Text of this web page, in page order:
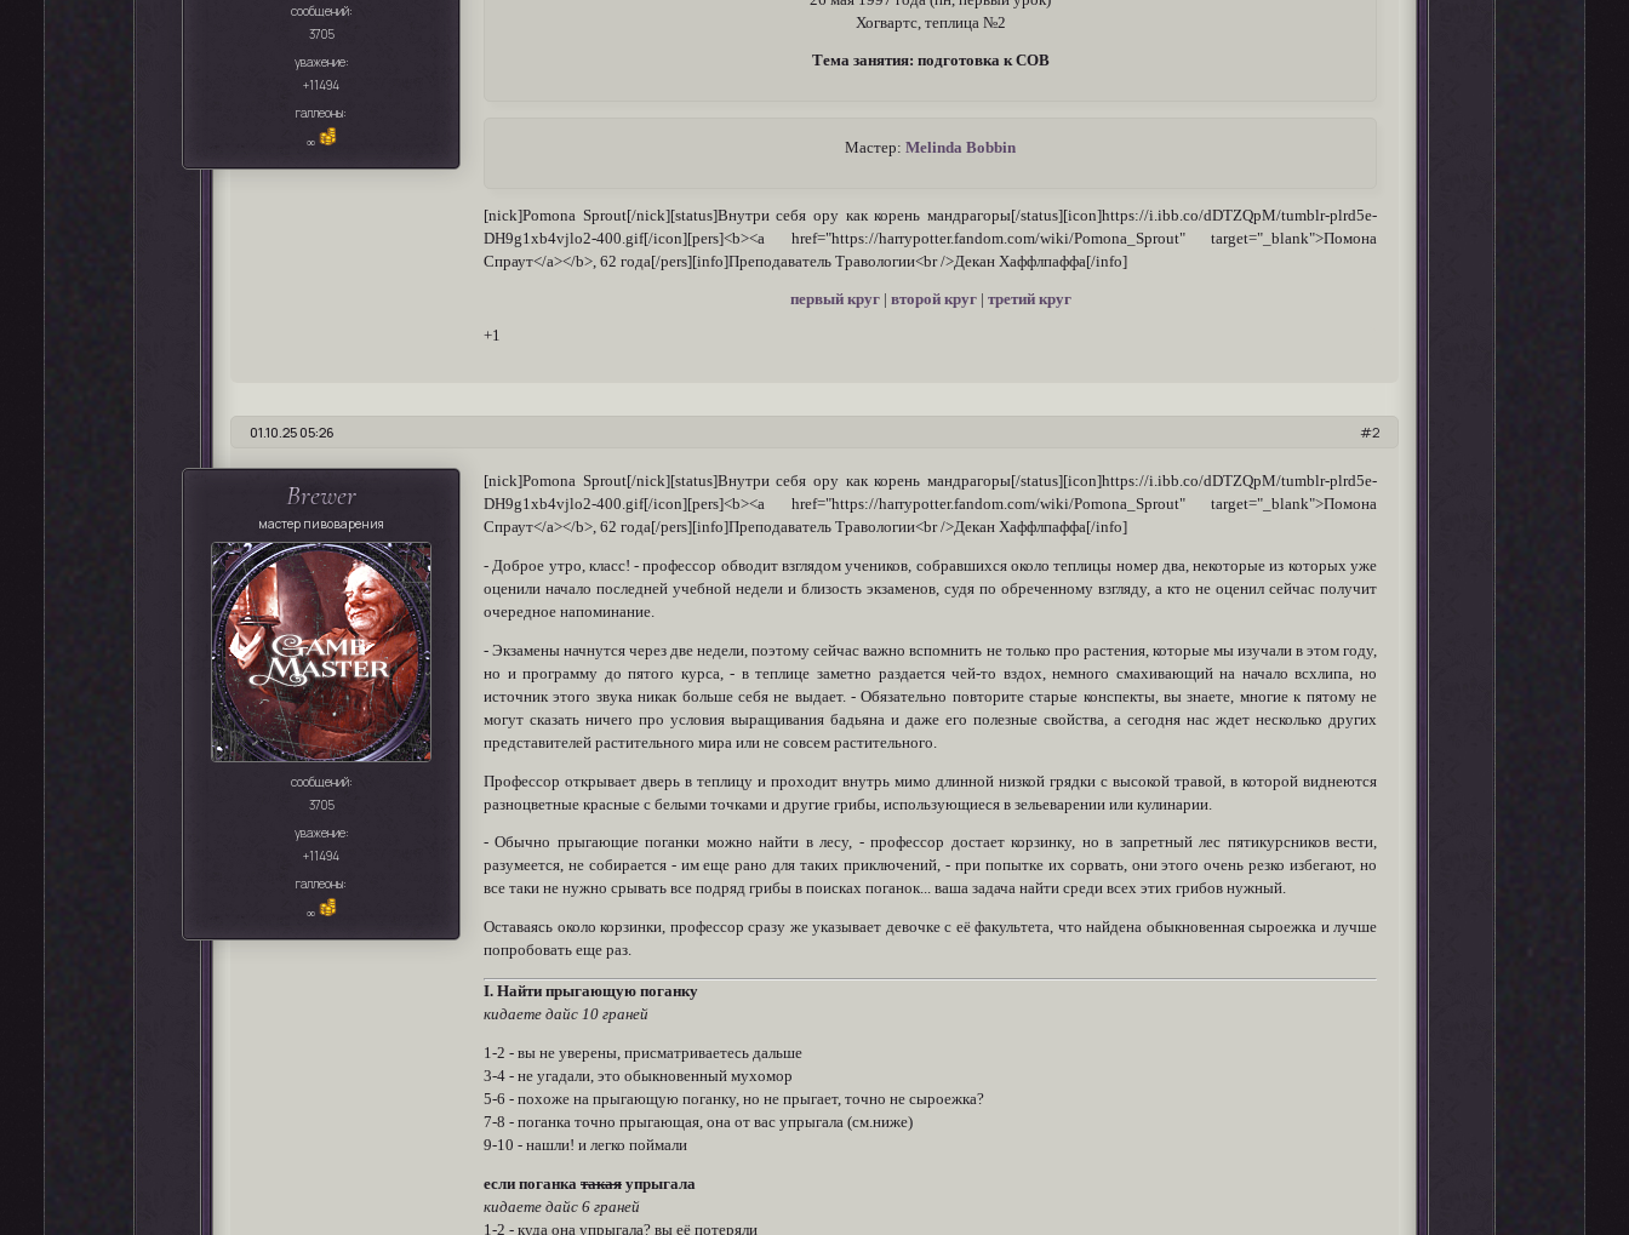
сообщений:
3705
уважение:
+11494
галлеоны:
∞
Хогвартс, теплица №2
Тема занятия: подготовка к СОВ
Мастер: Melinda Bobbin
[nick]Pomona Sprout[/nick][status]Внутри себя ору как корень мандрагоры[/status][icon]https://i.ibb.co/dDTZQpM/tumblr-plrd5e-
DH9g1xb4vjlo2-400.gif[/icon][pers]<b><a href="https://harrypotter.fandom.com/wiki/Pomona_Sprout" target="_blank">Помона
Спраут</a></b>, 62 года[/pers][info]Преподаватель Травологии<br />Декан Хаффлпаффа[/info]
первый круг| второй круг| третий круг
+1
2
01.10.25 05:26
Brewer
мастер пивоварения
сообщений:
3705
уважение:
+11494
галлеоны:
∞
[nick]Pomona Sprout[/nick][status]Внутри себя ору как корень мандрагоры[/status][icon]https://i.ibb.co/dDTZQpM/tumblr-plrd5e-
DH9g1xb4vjlo2-400.gif[/icon][pers]<b><a href="https://harrypotter.fandom.com/wiki/Pomona_Sprout" target="_blank">Помона
Спраут</a></b>, 62 года[/pers][info]Преподаватель Травологии<br />Декан Хаффлпаффа[/info]
- Доброе утро, класс! - профессор обводит взглядом учеников, собравшихся около теплицы номер два, некоторые из которых уже
оценили начало последней учебной недели и близость экзаменов, судя по обреченному взгляду, а кто не оценил сейчас получит
очередное напоминание.
- Экзамены начнутся через две недели, поэтому сейчас важно вспомнить не только про растения, которые мы изучали в этом году,
но и программу до пятого курса, - в теплице заметно раздается чей-то вздох, немного смахивающий на начало всхлипа, но
источник этого звука никак больше себя не выдает. - Обязательно повторите старые конспекты, вы знаете, многие к пятому не
могут сказать ничего про условия выращивания бадьяна и даже его полезные свойства, а сегодня нас ждет несколько других
представителей растительного мира или не совсем растительного.
Профессор открывает дверь в теплицу и проходит внутрь мимо длинной низкой грядки с высокой травой, в которой виднеются
разноцветные красные с белыми точками и другие грибы, использующиеся в зельеварении или кулинарии.
- Обычно прыгающие поганки можно найти в лесу, - профессор достает корзинку, но в запретный лес пятикурсников вести,
разумеется, не собирается - им еще рано для таких приключений, - при попытке их сорвать, они этого очень резко избегают, но
все таки не нужно срывать все подряд грибы в поисках поганок... ваша задача найти среди всех этих грибов нужный.
Оставаясь около корзинки, профессор сразу же указывает девочке с её факультета, что найдена обыкновенная сыроежка и лучше
попробовать еще раз.
I. Найти прыгающую поганку
кидаете дайс 10 граней
1-2 - вы не уверены, присматриваетесь дальше
3-4 - не угадали, это обыкновенный мухомор
5-6 - похоже на прыгающую поганку, но не прыгает, точно не сыроежка?
7-8 - поганка точно прыгающая, она от вас упрыгала (см.ниже)
9-10 - нашли! и легко поймали
если поганка такая упрыгала
кидаете дайс 6 граней
1-2 - куда она упрыгала? вы её потеряли